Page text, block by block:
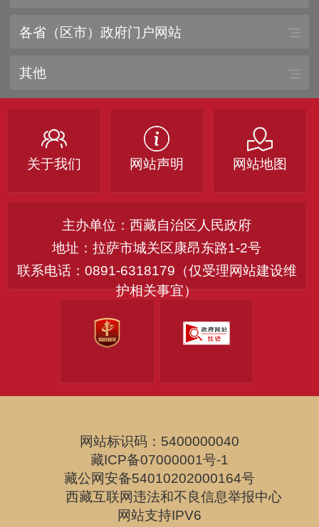
各省（区市）政府门户网站
其他
关于我们 网站声明 网站地图
主办单位：西藏自治区人民政府
地址：拉萨市城关区康昂东路1-2号
联系电话：0891-6318179（仅受理网站建设维
护相关事宜）
网站标识码：5400000040
藏ICP备07000001号-1
藏公网安备54010202000164号
西藏互联网违法和不良信息举报中心
网站支持IPV6